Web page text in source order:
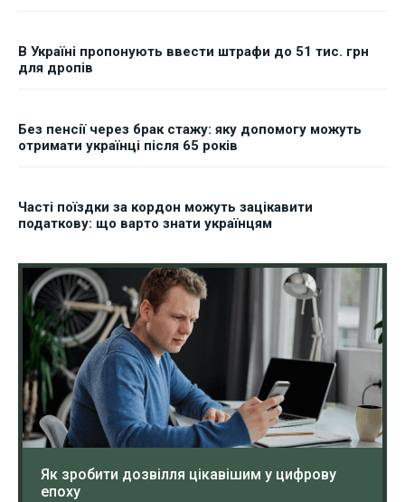
В Україні пропонують ввести штрафи до 51 тис. грн
для дропів
Без пенсії через брак стажу: яку допомогу можуть
отримати українці після 65 років
Часті поїздки за кордон можуть зацікавити
податкову: що варто знати українцям
Як зробити дозвілля цікавішим у цифрову
епоху